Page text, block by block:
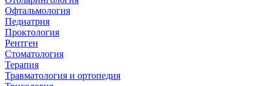
Офтальмология
Педиатрия
Проктология
Рентген
Стоматология
Терапия
Травматология и ортопедия